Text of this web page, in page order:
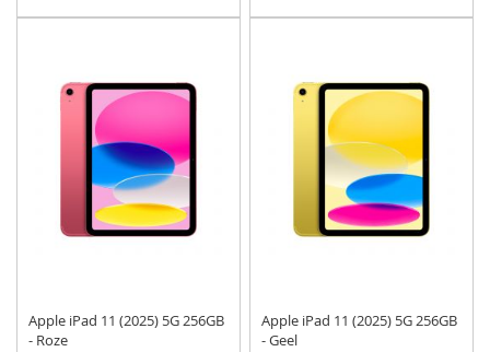
TOE
VERLANGLIJST
OM
VERGELIJKEN
TOE
VERLANGLIJST
OM
VERGELIJKEN
Apple iPad 11 (2025) 5G 256GB
- Roze
Apple iPad 11 (2025) 5G 256GB
- Geel